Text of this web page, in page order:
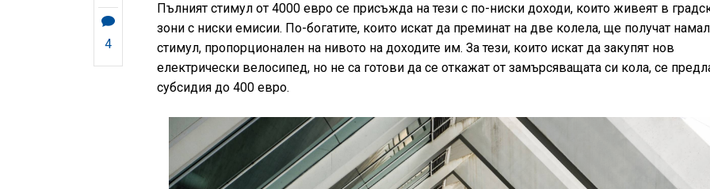
4
Пълният стимул от 4000 евро се присъжда на тези с по-ниски доходи, които живеят в
зони с ниски емисии. По-богатите, които искат да преминат на две колела, ще получат
стимул, пропорционален на нивото на доходите им. За тези, които искат да закупят нов
електрически велосипед, но не са готови да се откажат от замърсяващата си кола, се
субсидия до 400 евро.